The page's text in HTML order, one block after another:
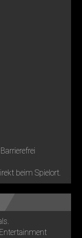
Barrierefrei
beim Spielort.